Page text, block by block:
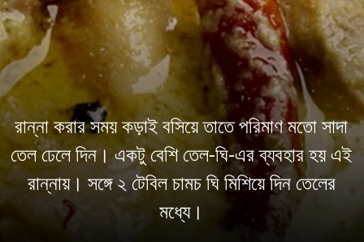
রান্না করার সময় কড়াই বসিয়ে তাতে পরিমাণ মতো সাদা
তেল ঢেলে দিন। একটু বেশি তেল-ঘি-এর ব্যবহার হয় এই
রান্নায়। সঙ্গে ২ টেবিল চামচ ঘি মিশিয়ে দিন তেলের
মধ্যে।